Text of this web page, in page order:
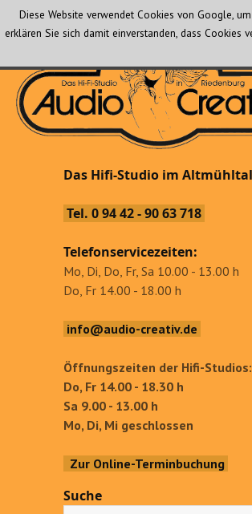
Das Hifi-Studio im
Das Hifi-Studio im Altmühltal
Tel. 0 94 42 - 90 63 718
Telefonservicezeiten:
Mo, Di, Do, Fr, Sa 10.00 - 13.00 h
Do, Fr 14.00 - 18.00 h
info@audio-creativ.de
Öffnungszeiten der Hifi-Studios:
Do, Fr 14.00 - 18.30 h
Sa 9.00 - 13.00 h
Mo, Di, Mi geschlossen
Zur Online-Terminbuchung
Suche
Diese Website verwendet Cookies von Google,
erklären Sie sich damit einverstanden, dass Cookies